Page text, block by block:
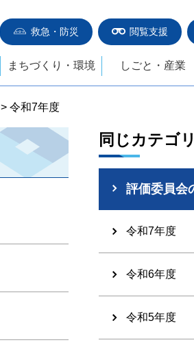
救急・防災 閲覧支援
まちづくり・環境 しごと・産業
> 令和7年度
同じカテゴ
評価委員会
令和7年度
令和6年度
令和5年度